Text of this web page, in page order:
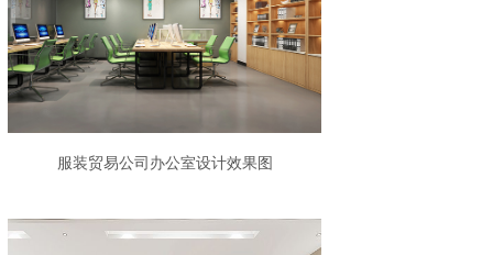
服装贸易公司办公室设计效果图